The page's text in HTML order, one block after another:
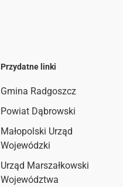
Przydatne linki
Gmina Radgoszcz
Powiat Dąbrowski
Małopolski Urząd
Wojewódzki
Urząd Marszałkowski
Województwa